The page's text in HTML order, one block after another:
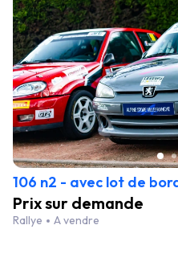
106 n2 - avec lot de
Prix sur demande
Rallye A vendre